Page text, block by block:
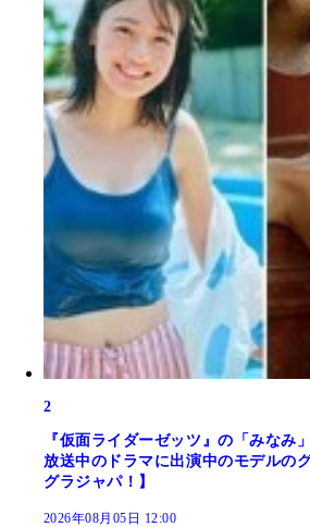
2
『仮面ライダーゼッツ』の「みな
放送中のドラマに出演中のモデルの
グラジャパ！】
2026年08月05日 12:00